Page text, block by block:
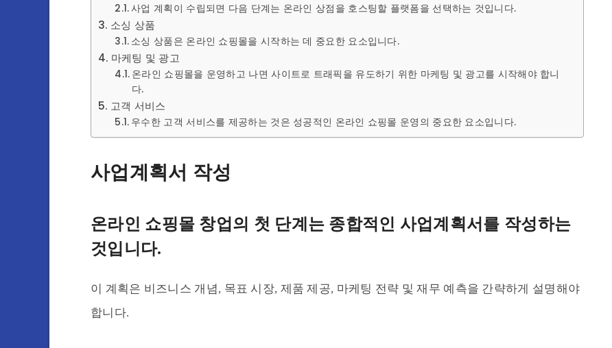
사업 계획이 수립되면 다음 단계는 온라인 상점을 호스팅할 플랫폼을 선택하는 것입니다.
소싱 상품
소싱 상품은 온라인 쇼핑몰을 시작하는 데 중요한 요소입니다.
마케팅 및 광고
온라인 쇼핑몰을 운영하고 나면 사이트로 트래픽을 유도하기 위한 마케팅 및 광고를 시작해야 합니
다.
고객 서비스
우수한 고객 서비스를 제공하는 것은 성공적인 온라인 쇼핑몰 운영의 중요한 요소입니다.
사업계획서 작성
온라인 쇼핑몰 창업의 첫 단계는 종합적인 사업계획서를 작성하는
것입니다.
이 계획은 비즈니스 개념, 목표 시장, 제품 제공, 마케팅 전략 및 재무 예측을 간략하게 설명해야
합니다.